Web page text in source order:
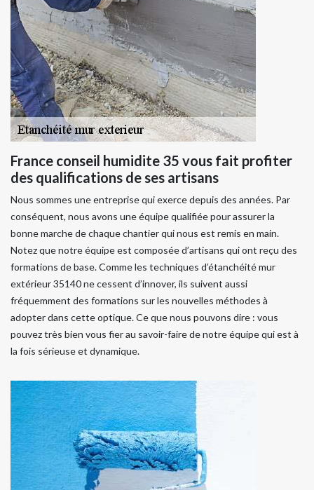
France conseil humidite 35 vous fait profiter
des qualifications de ses artisans
Nous sommes une entreprise qui exerce depuis des années. Par
conséquent, nous avons une équipe qualifiée pour assurer la
bonne marche de chaque chantier qui nous est remis en main.
Notez que notre équipe est composée d’artisans qui ont reçu des
formations de base. Comme les techniques d’étanchéité mur
extérieur 35140 ne cessent d’innover, ils suivent aussi
fréquemment des formations sur les nouvelles méthodes à
adopter dans cette optique. Ce que nous pouvons dire : vous
pouvez très bien vous fier au savoir-faire de notre équipe qui est à
la fois sérieuse et dynamique.